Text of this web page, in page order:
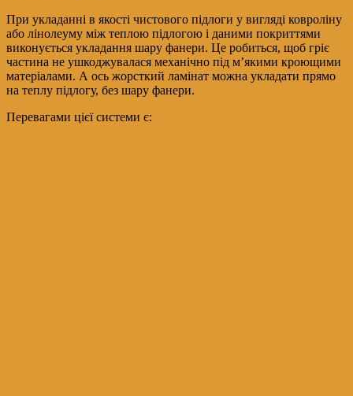
При укладанні в якості чистового підлоги у вигляді ковроліну
або лінолеуму між теплою підлогою і даними покриттями
виконується укладання шару фанери. Це робиться, щоб гріє
частина не ушкоджувалася механічно під м’якими кроющими
матеріалами. А ось жорсткий ламінат можна укладати прямо
на теплу підлогу, без шару фанери.
Перевагами цієї системи є: